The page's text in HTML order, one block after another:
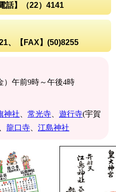
話】（22）4141
ページ
、【FAX】(50)8255
3421
午前9時～午後4時
神社 常光寺 遊行寺(宇賀
龍口寺 江島神社